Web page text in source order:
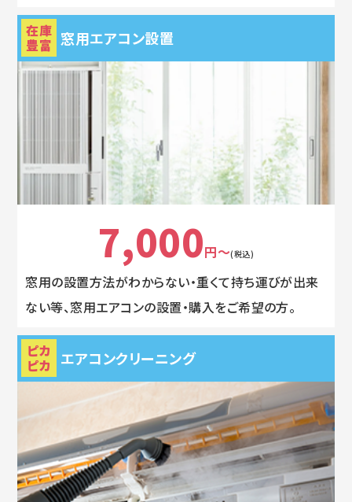
在庫
豊富 窓用エアコン設置
7,000円～(税込)
窓用の設置方法がわからない・重くて持ち運びが出来
ない等、窓用エアコンの設置・購入をご希望の方。
ピカ
ピカ エアコンクリーニング